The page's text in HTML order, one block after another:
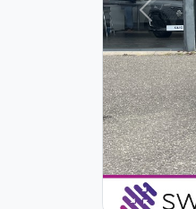
Previous